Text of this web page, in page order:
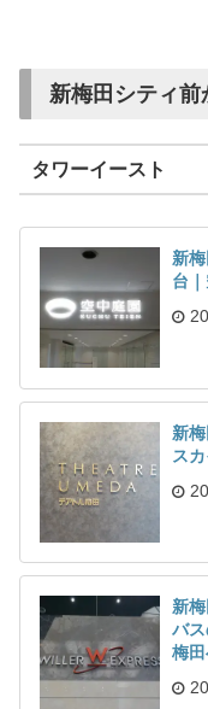
新梅田シティ
タワーイースト
新
台
新
ス
新
バ
梅